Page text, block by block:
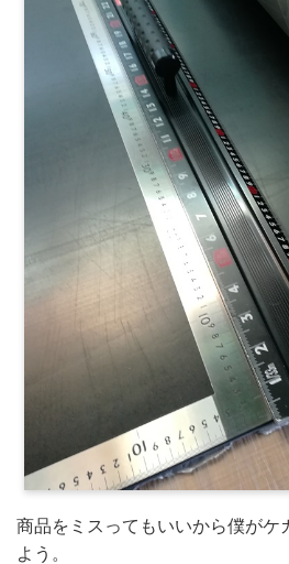
商品をミスってもいいから僕がケ
よう。